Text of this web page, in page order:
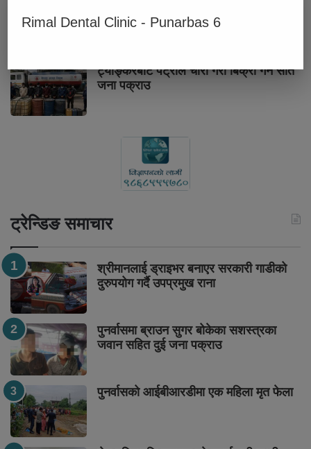
ट्याङ्करबाट पेट्रोल चोरी गरी बिक्री गर्ने सात
जना पक्राउ
ट्रेन्डिङ समाचार
श्रीमानलाई ड्राइभर बनाएर सरकारी गाडीको
दुरुपयोग गर्दै उपप्रमुख राना
पुनर्वासमा ब्राउन सुगर बोकेका सशस्त्रका
जवान सहित दुई जना पक्राउ
पुनर्वासको आईबीआरडीमा एक महिला मृत फेला
Rimal Dental Clinic - Punarbas 6